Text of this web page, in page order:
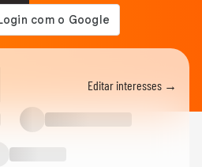
adolescentes buscam
empreendedora antes de...
executivo de luxo vira negócio
nos EUA
crescer sem aporte: investir no time
é a solução
Editar interesses →